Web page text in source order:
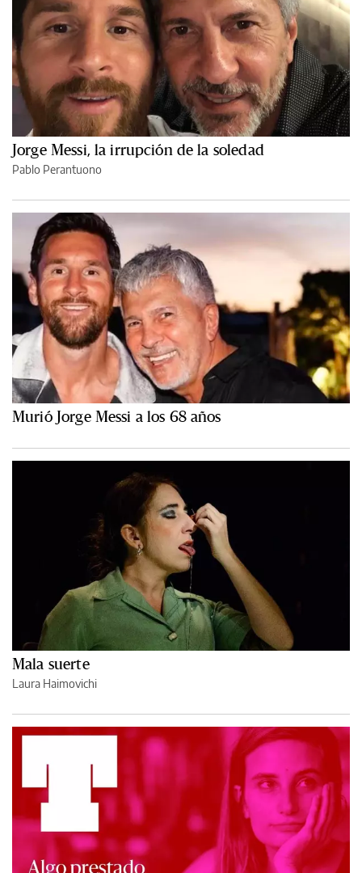
Jorge Messi, la irrupción de la soledad
Pablo Perantuono
Murió Jorge Messi a los 68 años
Mala suerte
Laura Haimovichi